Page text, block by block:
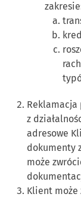
Reklamacja
z
adresowe
dokumenty
może
Klient może